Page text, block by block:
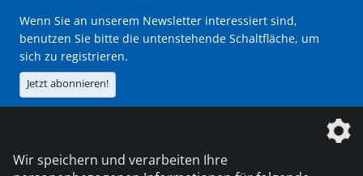
Wenn Sie an unserem Newsletter interessiert sind,
benutzen Sie bitte die untenstehende Schaltfläche, um
sich zu registrieren.
Jetzt abonnieren!
Die DVS Media GmbH ist ein Unternehmen der
Wir speichern und verarbeiten Ihre